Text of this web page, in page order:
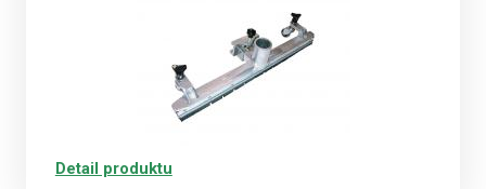
Detail produktu